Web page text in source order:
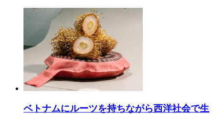
ベトナムにルーツを持ちながら西洋社会で生